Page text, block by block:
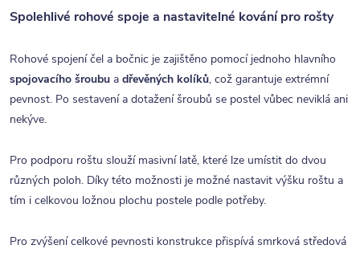
Spolehlivé rohové spoje a nastavitelné kování pro rošty
Rohové spojení čel a bočnic je zajištěno pomocí jednoho hlavního
spojovacího šroubu a dřevěných kolíků, což garantuje extrémní
pevnost. Po sestavení a dotažení šroubů se postel vůbec neviklá ani
nekýve.
Pro podporu roštu slouží masivní latě, které lze umístit do dvou
různých poloh. Díky této možnosti je možné nastavit výšku roštu a
tím i celkovou ložnou plochu postele podle potřeby.
Pro zvýšení celkové pevnosti konstrukce přispívá smrková středová